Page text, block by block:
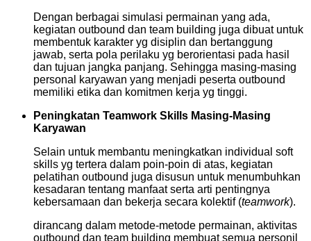
Dengan berbagai simulasi permainan yang ada,
kegiatan outbound dan team building juga dibuat untuk
membentuk karakter yg disiplin dan bertanggung
jawab, serta pola perilaku yg berorientasi pada hasil
dan tujuan jangka panjang. Sehingga masing-masing
personal karyawan yang menjadi peserta outbound
memiliki etika dan komitmen kerja yg tinggi.
Peningkatan Teamwork Skills Masing-Masing
Karyawan
Selain untuk membantu meningkatkan individual soft
skills yg tertera dalam poin-poin di atas, kegiatan
pelatihan outbound juga disusun untuk menumbuhkan
kesadaran tentang manfaat serta arti pentingnya
kebersamaan dan bekerja secara kolektif (teamwork).
dirancang dalam metode-metode permainan, aktivitas
outbound dan team building membuat semua personil